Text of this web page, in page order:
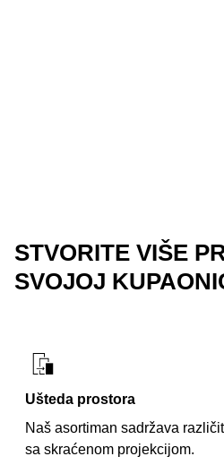
STVORITE VIŠE
SVOJOJ
Ušteda prostora
Naš asortiman sadržava
sa skraćenom projekcijom.